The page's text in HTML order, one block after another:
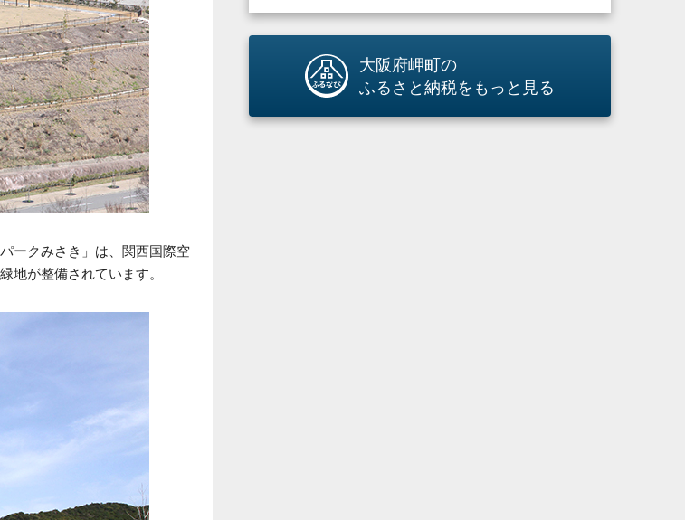
大阪府岬町の
ふるさと納税をもっと見る
ークみさき」は、関西国際空
地が整備されています。